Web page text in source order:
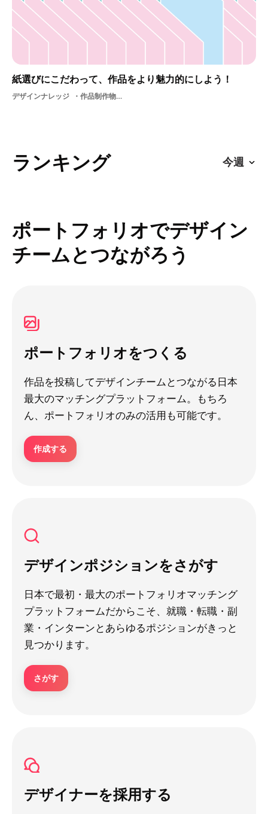
紙選びにこだわって、作品をより魅力的にしよう！
デザインナレッジ 作品制作物紙紙選びデザイン制作
ランキング
ポートフォリオでデザイン
チームとつながろう
ポートフォリオをつくる
作品を投稿してデザインチームとつながる日本
最大のマッチングプラットフォーム。もちろ
ん、ポートフォリオのみの活用も可能です。
作成する
デザインポジションをさがす
日本で最初・最大のポートフォリオマッチング
プラットフォームだからこそ、就職・転職・副
業・インターンとあらゆるポジションがきっと
見つかります。
さがす
デザイナーを採用する